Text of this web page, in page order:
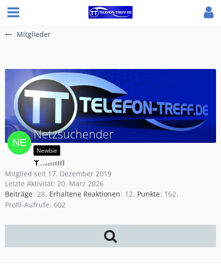
Mitglieder
Netzsuchender
Newbie
Mitglied seit 17. Dezember 2019
Letzte Aktivität: 20. März 2026
Beiträge 28 Erhaltene Reaktionen 12 Punkte 162
Profil-Aufrufe 602